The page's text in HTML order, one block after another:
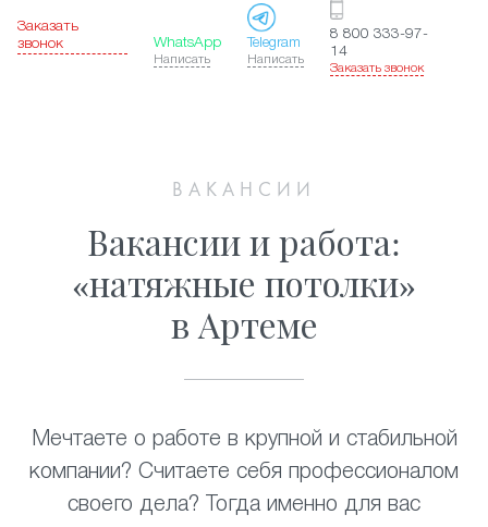
Заказать
звонок
WhatsApp
Написать
Telegram
Написать
8 800 333-97-
14
Заказать звонок
ВАКАНСИИ
Вакансии и работа:
«натяжные потолки»
в Артеме
Мечтаете о работе в крупной и стабильной
компании? Считаете себя профессионалом
своего дела? Тогда именно для вас